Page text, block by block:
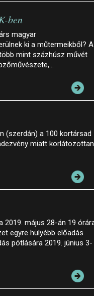
ben
magyar
ki a műtermeikből? A
mint százhúsz művét
(szerdán) a 100 kortársad
miatt korlátozottan
2019. május 28-án 19
egyre hülyébb előadás
pótlására 2019. június 3-